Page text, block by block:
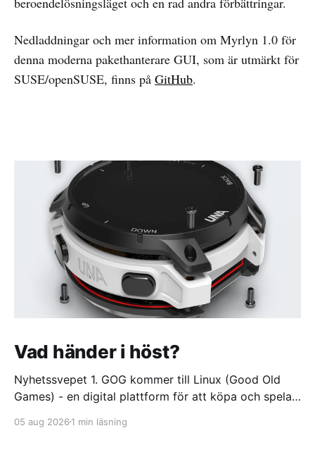
Nedladdningar och mer information om Myrlyn 1.0 för
denna moderna pakethanterare GUI, som är utmärkt för
SUSE/openSUSE, finns på GitHub.
Vad händer i höst?
Nyhetssvepet 1. GOG kommer till Linux (Good Old
Games) - en digital plattform för att köpa och spela
coming-to-linux/ 2. DuckDuckGo börjar sälja dumma
05 aug 2026 1 min läsning